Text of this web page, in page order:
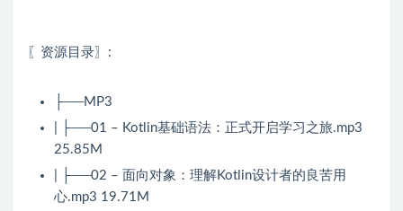
〖资源目录〗:
├──MP3
| ├──01 – Kotlin基础语法：正式开启学习之旅.mp3
25.85M
| ├──02 – 面向对象：理解Kotlin设计者的良苦用
心.mp3 19.71M